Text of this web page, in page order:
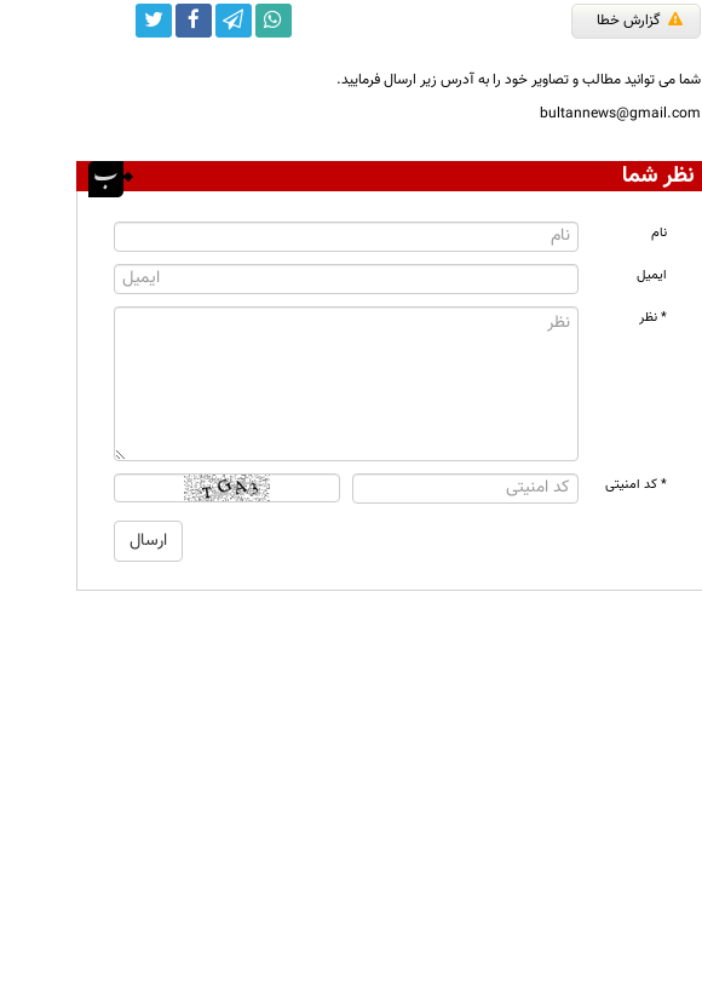
گزارش خطا
شما می توانید مطالب و تصاویر خود را به آدرس زیر ارسال فرمایید.
bultannews@gmail.com
نظر شما
نام
ایمیل
* نظر
* کد امنیتی